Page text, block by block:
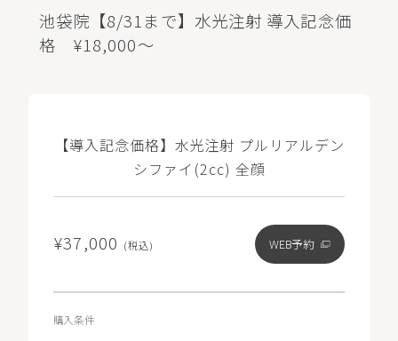
池袋院【8/31まで】水光注射 導入記念価
格 ¥18,000～
【導入記念価格】水光注射 プルリアルデン
シファイ(2cc) 全顔
¥37,000 (税込) WEB予約
購入条件